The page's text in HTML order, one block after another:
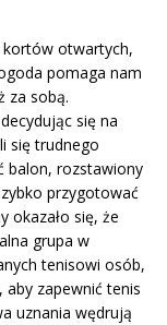
otwartych,
pomaga nam
za sobą.
się na
się trudnego
balon, rozstawiony
przygotować
okazało się, że
grupa w
tenisowi osób,
zapewnić tenis
uznania wędrują